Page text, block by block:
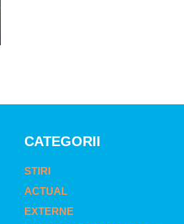
CATEGORII
STIRI
ACTUAL
EXTERNE